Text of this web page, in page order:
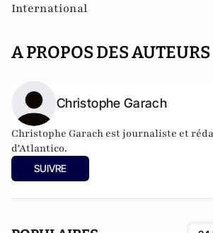
International
A PROPOS DES AUTEURS
Christophe Garach
Christophe Garach est journaliste et
d'Atlantico.
SUIVRE